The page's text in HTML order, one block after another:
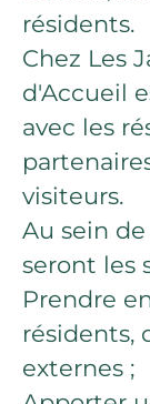
résidents.
Chez Les
d'Accueil
avec les
visiteurs.
Au sein
seront les
Prendre
résidents,
externes ;